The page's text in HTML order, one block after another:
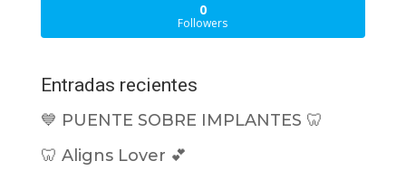
0
Followers
Entradas recientes
💙 PUENTE SOBRE IMPLANTES 🦷
🦷 Aligns Lover 💕